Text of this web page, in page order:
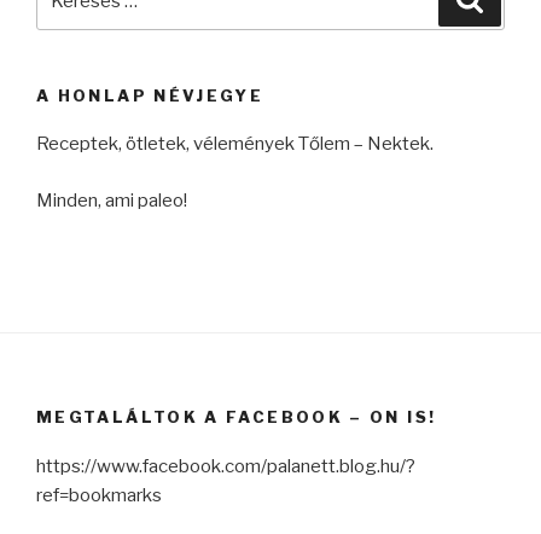
A HONLAP NÉVJEGYE
Receptek, ötletek, vélemények Tőlem – Nektek.
Minden, ami paleo!
MEGTALÁLTOK A FACEBOOK – ON IS!
https://www.facebook.com/palanett.blog.hu/?
ref=bookmarks